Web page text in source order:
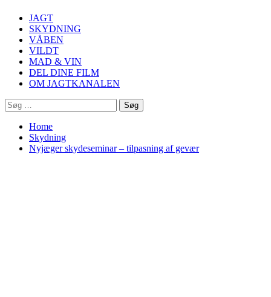
JAGT
SKYDNING
VÅBEN
VILDT
MAD & VIN
DEL DINE FILM
OM JAGTKANALEN
Søg
efter:
Home
Skydning
Nyjæger skydeseminar – tilpasning af gevær